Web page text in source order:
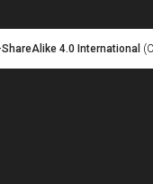
4.0 International